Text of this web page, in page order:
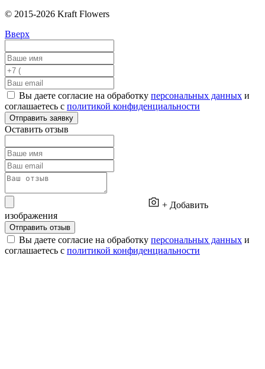
© 2015-2026 Kraft Flowers
Вверх
Вы даете согласие на обработку персональных данных и
соглашаетесь с политикой конфиденциальности
Отправить заявку
Оставить отзыв
+ Добавить
изображения
Отправить отзыв
Вы даете согласие на обработку персональных данных и
соглашаетесь с политикой конфиденциальности